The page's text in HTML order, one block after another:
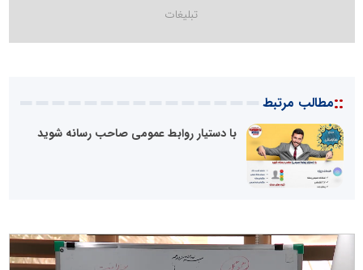
::مطالب مرتبط
با دستیار روابط عمومی صاحب رسانه شوید